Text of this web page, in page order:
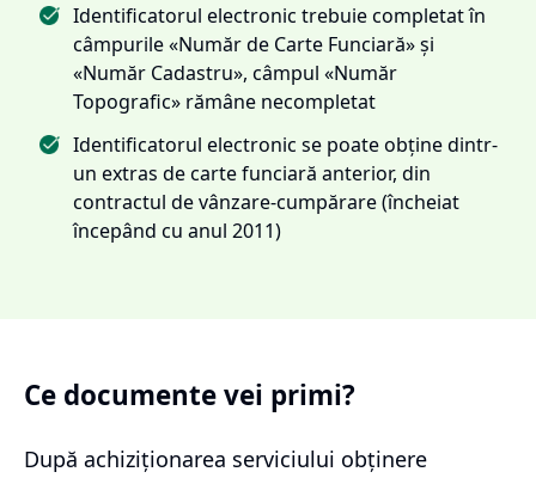
Identificatorul electronic trebuie completat în
câmpurile «Număr de Carte Funciară» și
«Număr Cadastru», câmpul «Număr
Topografic» rămâne necompletat
Identificatorul electronic se poate obține dintr-
un extras de carte funciară anterior, din
contractul de vânzare-cumpărare (încheiat
începând cu anul 2011)
Ce documente vei primi?
După achiziționarea serviciului obținere